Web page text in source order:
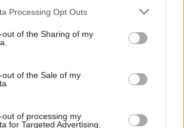
Processing Opt Outs
out of the Sharing of my
out of the Sale of my
out of processing my
for Targeted Advertising.